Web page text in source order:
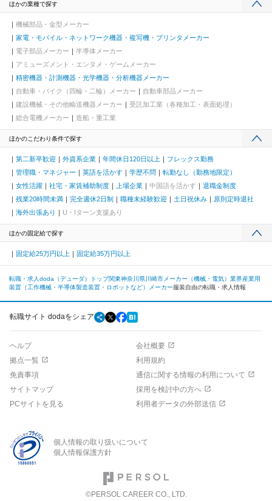
ほかの業種で探す
機械部品・金型メーカー
家電・モバイル・ネットワーク機器・複写機・プリンタメーカー
電子部品メーカー
半導体メーカー
アミューズメント・エンタメ・ゲームメーカー
精密機器・計測機器・光学機器・分析機器メーカー
自動車・バイク（四輪・二輪）メーカー
自動車部品メーカー
建設機械・その他輸送機器メーカー
受託加工業（各種加工・表面処理）
総合電機メーカー
造船・重工業
ほかのこだわり条件で探す
第二新卒歓迎 外資系企業 年間休日120日以上
フレックス勤務
管理職・マネジャー
英語を活かす 学歴不問
転勤なし（勤務地限定）
女性活躍
社宅・家賃補助制度 上場企業 中国語を活かす
退職金制度
残業20時間未満
完全週休2日制 職種未経験歓迎 土日祝休み
原則定時退社
海外出張あり
U・Iターン支援あり
ほかの固定給で探す
固定給25万円以上 固定給35万円以上
転職・求人doda（デューダ）トップ関東神奈川県 川崎市 メーカー（機械・電気）業界産業用
装置（工作機械・半導体製造装置・ロボットなど）メーカー服装自由の転職・求人情報
転職サイト dodaをシェア
ヘルプ
会社概要
拠点一覧
利用規約
免責事項
通信に関する情報の利用について
サイトマップ
採用を検討中の方へ
PCサイトを見る
利用者データの外部送信
個人情報の取り扱いについて
個人情報保護方針
©PERSOL CAREER CO., LTD.